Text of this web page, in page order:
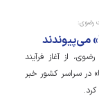
رضوی:
می‌پیوندند
از آغاز فرآیند
در سراسر کشور خبر